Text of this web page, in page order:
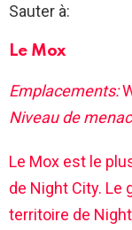
Sauter à:
Le Mox
Emplacements:
Niveau de
Le Mox est le
de Night City. Le
territoire de